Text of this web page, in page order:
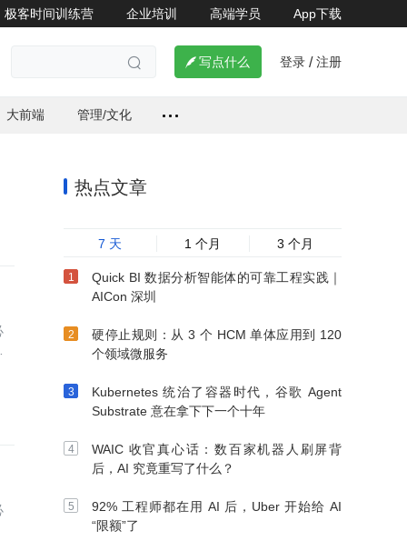
极客时间训练营 企业培训 高端学员 App下载
  写点什么 登录 / 注册
大前端 管理/文化
热点文章
7 天 1 个月 3 个月
Quick BI 数据分析智能体的可靠工程实践｜
AICon 深圳
硬停止规则：从 3 个 HCM 单体应用到 120
个领域微服务
Kubernetes 统治了容器时代，谷歌 Agent
Substrate 意在拿下下一个十年
WAIC 收官真心话：数百家机器人刷屏背
后，AI 究竟重写了什么？
92% 工程师都在用 AI 后，Uber 开始给 AI
“限额”了